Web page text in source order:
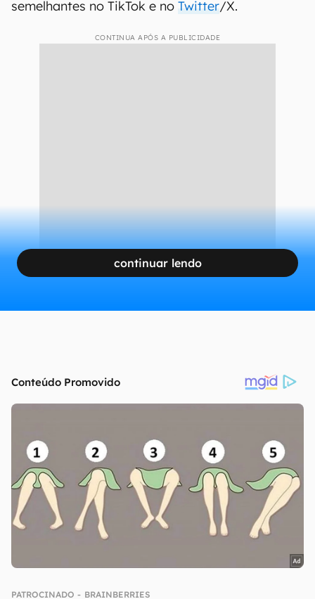
semelhantes no TikTok e no Twitter/X.
CONTINUA APÓS A PUBLICIDADE
continuar lendo